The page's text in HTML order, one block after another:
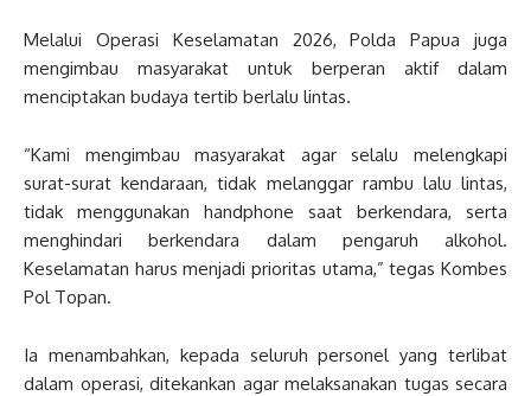
Melalui Operasi Keselamatan 2026, Polda Papua juga
mengimbau masyarakat untuk berperan aktif dalam
menciptakan budaya tertib berlalu lintas.
“Kami mengimbau masyarakat agar selalu melengkapi
surat-surat kendaraan, tidak melanggar rambu lalu lintas,
tidak menggunakan handphone saat berkendara, serta
menghindari berkendara dalam pengaruh alkohol.
Keselamatan harus menjadi prioritas utama,” tegas Kombes
Pol Topan.
Ia menambahkan, kepada seluruh personel yang terlibat
dalam operasi, ditekankan agar melaksanakan tugas secara